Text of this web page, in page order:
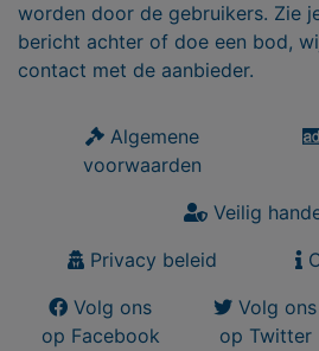
worden door de gebruikers. Zie
bericht achter of doe een bod,
contact met de aanbieder.
Algemene
voorwaarden
Veilig
Privacy beleid
Volg ons
op Facebook
Volg ons
op Twitter